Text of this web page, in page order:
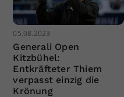
05.08.2023
Generali Open
Kitzbühel:
Entkräfteter Thiem
verpasst einzig die
Krönung